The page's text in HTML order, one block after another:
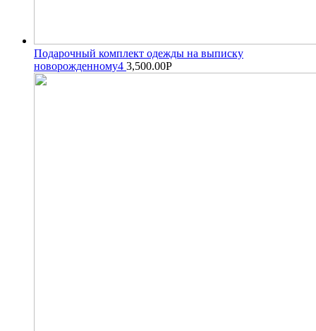
Подарочный комплект одежды на выписку
новорожденному4 3,500.00Р